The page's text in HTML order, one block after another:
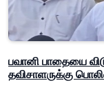
பவானி பாதையை
தவிசாளருக்கு